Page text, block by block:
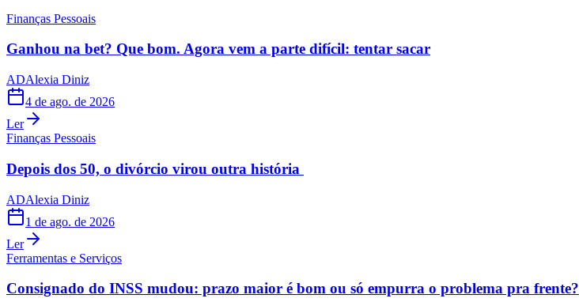
Finanças Pessoais
Ganhou na bet? Que bom. Agora vem a parte difícil: tentar sacar
ADAlexia Diniz
4 de ago. de 2026
Ler
Finanças Pessoais
Depois dos 50, o divórcio virou outra história
ADAlexia Diniz
1 de ago. de 2026
Ler
Ferramentas e Serviços
Consignado do INSS mudou: prazo maior é bom ou só empurra o problema pra frente?